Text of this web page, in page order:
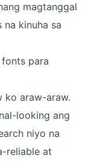
magtanggal
kinuha sa
para
ko araw-araw.
looking ang
niyo na
reliable at